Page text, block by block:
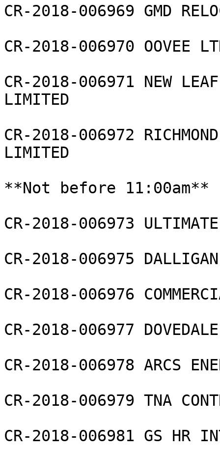
CR-2018-006969 GMD
CR-2018-006970 OOVEE
CR-2018-006971 NEW LEAF
LIMITED
CR-2018-006972
LIMITED
**Not before 11:00am**
CR-2018-006973
CR-2018-006975 DALLIGAN
CR-2018-006976
CR-2018-006977
CR-2018-006978 ARCS
CR-2018-006979 TNA
CR-2018-006981 GS HR